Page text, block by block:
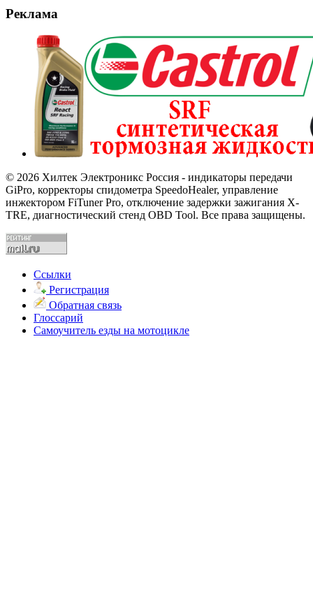
Реклама
© 2026 Хилтек Электроникс Россия - индикаторы передачи
GiPro, корректоры спидометра SpeedoHealer, управление
инжектором FiTuner Pro, отключение задержки зажигания X-
TRE, диагностический стенд OBD Tool. Все права защищены.
Ссылки
Регистрация
Обратная связь
Глоссарий
Самоучитель езды на мотоцикле